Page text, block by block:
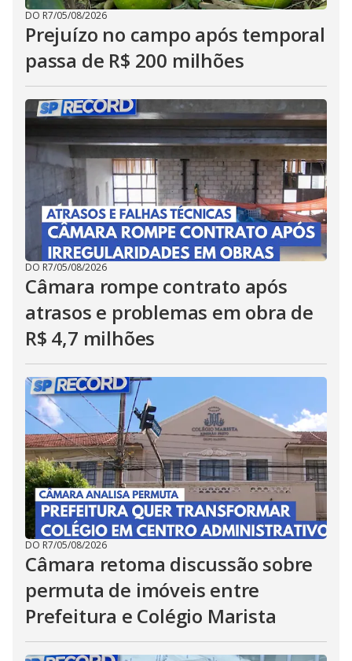
DO R7/05/08/2026
Prejuízo no campo após temporal
passa de R$ 200 milhões
DO R7/05/08/2026
Câmara rompe contrato após
atrasos e problemas em obra de
R$ 4,7 milhões
DO R7/05/08/2026
Câmara retoma discussão sobre
permuta de imóveis entre
Prefeitura e Colégio Marista